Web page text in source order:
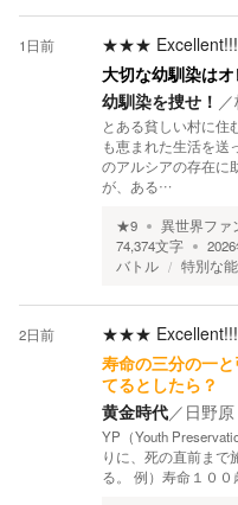
1日前 ★★★ Excellent!!!
大切な幼馴染はオ
幼馴染を捜せ！ ／
とある貧しい村に住
も恵まれた生活を送
のアルシアの存在に
が、ある…
★9 異世界ファ
74,374文字
バトル
特別な
2日前 ★★★ Excellent!!!
寿命の三分の一
てるとしたら？
黄金時代／ 日野
YP（Youth
りに、死の直前まで
る。 例）寿命１０